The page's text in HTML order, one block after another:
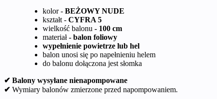
kolor - BEŻOWY NUDE
kształt - CYFRA 5
wielkość balonu - 100 cm
materiał- balon foliowy
wypełnienie powietrze lub hel
balon unosi się po napełnieniu helem
do balonu dołączona jest słomka
✔ Balony wysyłane nienapompowane
✔ Wymiary balonów zmierzone przed napompowaniem.